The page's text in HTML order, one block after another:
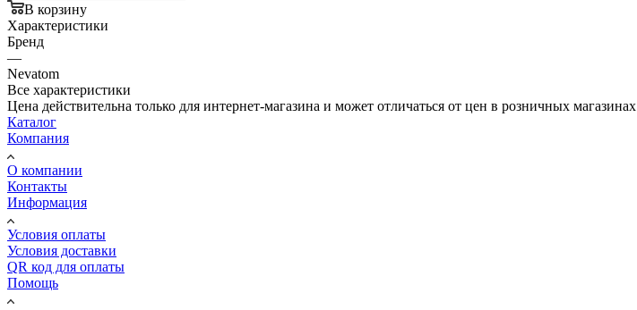
В корзину
Характеристики
Бренд
—
Nevatom
Все характеристики
Цена действительна только для интернет-магазина и может отличаться от цен в розничных магазинах
Каталог
Компания
О компании
Контакты
Информация
Условия оплаты
Условия доставки
QR код для оплаты
Помощь